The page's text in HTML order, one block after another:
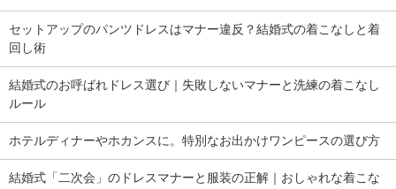
セットアップのパンツドレスはマナー違反？結婚式の着こなしと着
回し術
結婚式のお呼ばれドレス選び｜失敗しないマナーと洗練の着こなし
ルール
ホテルディナーやホカンスに。特別なお出かけワンピースの選び方
結婚式「二次会」のドレスマナーと服装の正解｜おしゃれな着こな